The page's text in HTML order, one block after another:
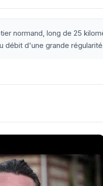
normand, long de 25
débit d'une grande